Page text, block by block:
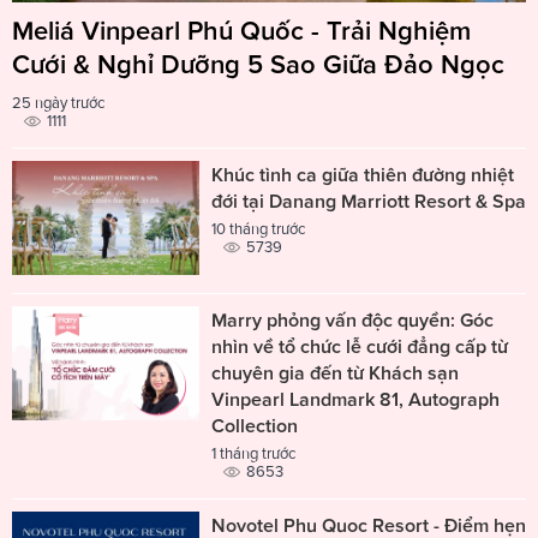
Meliá Vinpearl Phú Quốc - Trải Nghiệm
Cưới & Nghỉ Dưỡng 5 Sao Giữa Đảo Ngọc
25 ngày trước
1111
Khúc tình ca giữa thiên đường nhiệt
đới tại Danang Marriott Resort & Spa
10 tháng trước
5739
Marry phỏng vấn độc quyền: Góc
nhìn về tổ chức lễ cưới đẳng cấp từ
chuyên gia đến từ Khách sạn
Vinpearl Landmark 81, Autograph
Collection
1 tháng trước
8653
Novotel Phu Quoc Resort - Điểm hẹn